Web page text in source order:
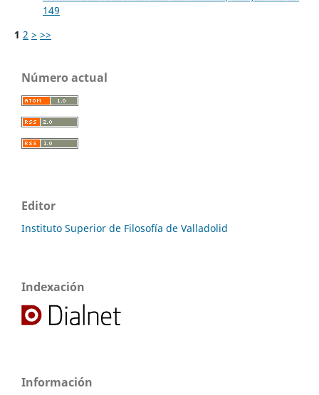
149
1 2 > >>
Número actual
Editor
Instituto Superior de Filosofía de Valladolid
Indexación
Información